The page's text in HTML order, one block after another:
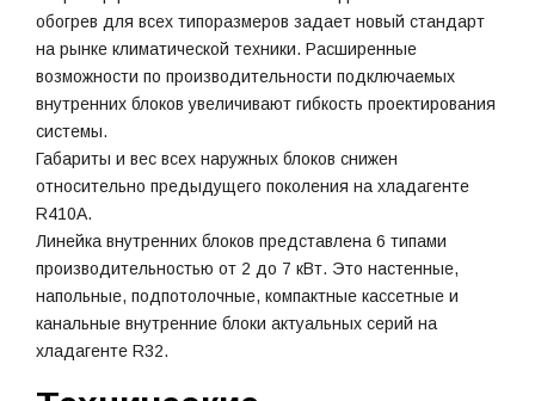
обогрев для всех типоразмеров задает новый стандарт
на рынке климатической техники. Расширенные
возможности по производительности подключаемых
внутренних блоков увеличивают гибкость проектирования
системы.
Габариты и вес всех наружных блоков снижен
относительно предыдущего поколения на хладагенте
R410A.
Линейка внутренних блоков представлена 6 типами
производительностью от 2 до 7 кВт. Это настенные,
напольные, подпотолочные, компактные кассетные и
канальные внутренние блоки актуальных серий на
хладагенте R32.